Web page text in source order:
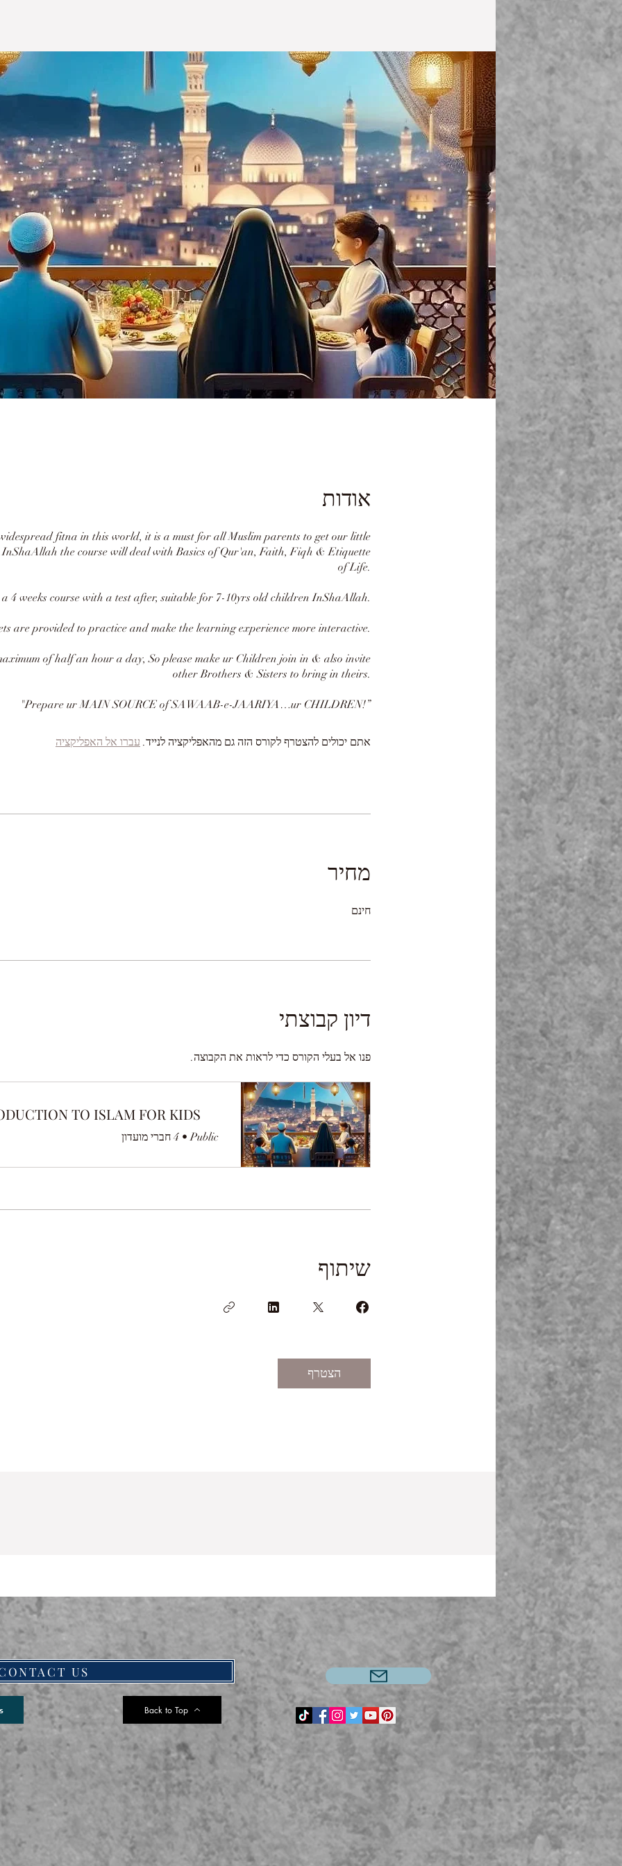
אודות
fitna in this world, it is a must for all Muslim parents to get our little
InShaAllah the course will deal with Basics of Qur'an, Faith, Fiqh & Etiquette
of Life.
4 weeks course with a test after, suitable for 7-10yrs old children InShaAllah.
are provided to practice and make the learning experience more interactive.
of half an hour a day, So please make ur Children join in & also invite
other Brothers & Sisters to bring in theirs.
אתם יכולים להצטרף לקורס הזה גם מהאפליקציה לנייד. עברו אל האפליקציה
מחיר
חינם
דיון קבוצתי
פנו אל בעלי הקורס כדי לראות את הקבוצה.
TO ISLAM FOR KIDS
Public
• 4 חברי מועדון
שיתוף
הצטרף
US
Back to Top